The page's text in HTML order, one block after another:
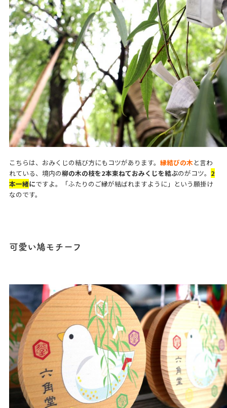
こちらは、おみくじの結び方にもコツがあります。 縁結びの木と言わ
れている、境内の柳の木の枝を2本束ねておみくじを結ぶのがコツ。 2
本一緒にですよ。「ふたりのご縁が結ばれますように」という願掛け
なのです。
可愛い鳩モチーフ